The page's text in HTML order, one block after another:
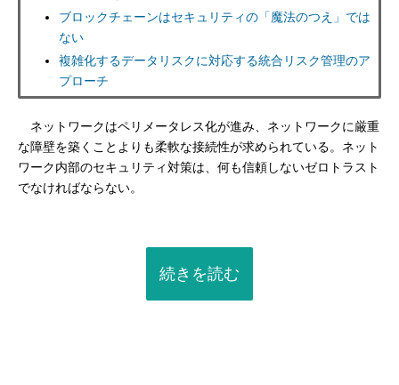
ブロックチェーンはセキュリティの「魔法のつえ」では
ない
複雑化するデータリスクに対応する統合リスク管理のア
プローチ
ネットワークはペリメータレス化が進み、ネットワークに厳重
な障壁を築くことよりも柔軟な接続性が求められている。ネット
ワーク内部のセキュリティ対策は、何も信頼しないゼロトラスト
でなければならない。
続きを読む